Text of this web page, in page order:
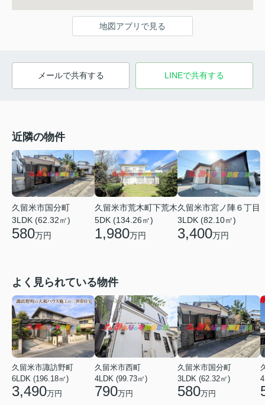
地図アプリで見る
メールで共有する LINEで共有する
近隣の物件
久留米市国分町
3LDK (62.32㎡)
580万円
久留米市荒木町下荒木
5DK (134.26㎡)
1,980万円
久留米市宮ノ陣６丁目
3LDK (82.10㎡)
3,400万円
よく見られている物件
久留米市諏訪野町
6LDK (196.18㎡)
3,490万円
久留米市西町
4LDK (99.73㎡)
790万円
久留米市国分町
3LDK (62.32㎡)
580万円